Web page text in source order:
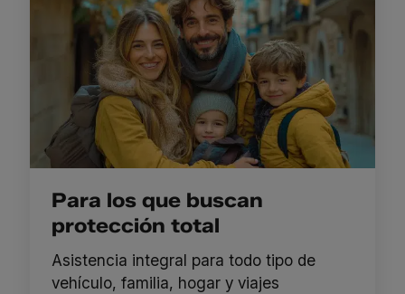
Para los que buscan
protección total
Asistencia integral para todo tipo de
vehículo, familia, hogar y viajes